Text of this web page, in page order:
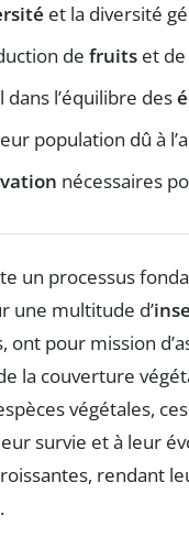
et la diversité
de fruits et de
l’équilibre des
population dû à
nécessaires
un processus
une multitude d’
ont pour mission
la couverture
végétales,
survie et à leur
rendant
.